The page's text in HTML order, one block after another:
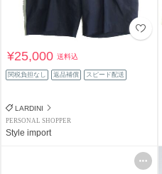
¥25,000送料込
関税負担なし 返品補償 スピード配送
LARDINI
PERSONAL SHOPPER
Style import